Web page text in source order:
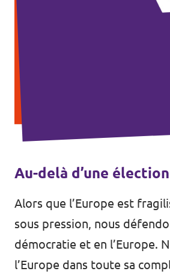
Au-delà d’une
Alors que l’Europe est
sous pression, nous
démocratie et en l’Europe.
l’Europe dans toute sa